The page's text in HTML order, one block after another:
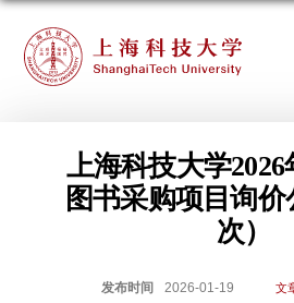
上海科技大学
图书采购项目询
次）
发布时间 2026-01-19 文